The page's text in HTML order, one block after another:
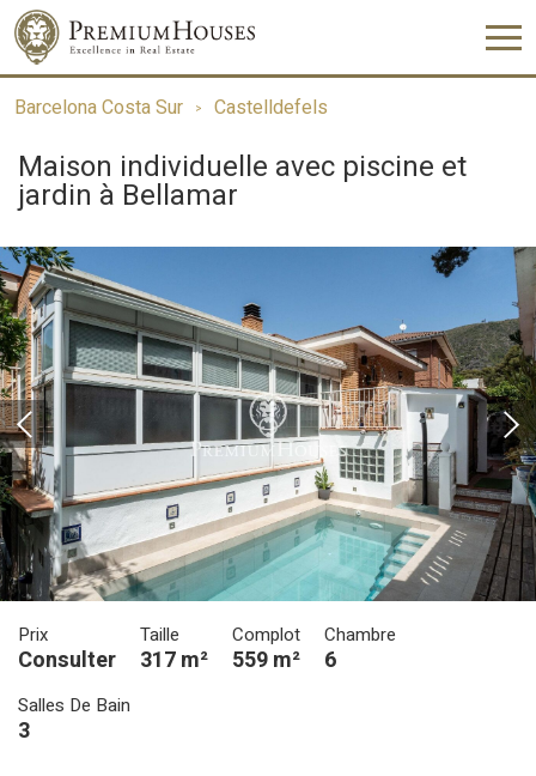
Barcelona Costa Sur Castelldefels
Maison individuelle avec piscine et
jardin à Bellamar
Prix
Consulter
Taille
317 m²
Complot
559 m²
Chambre
6
Salles De Bain
3